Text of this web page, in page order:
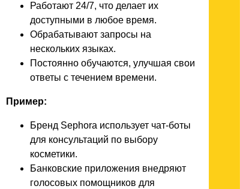
Работают 24/7, что делает их
доступными в любое время.
Обрабатывают запросы на
нескольких языках.
Постоянно обучаются, улучшая свои
ответы с течением времени.
Пример:
Бренд Sephora использует чат-боты
для консультаций по выбору
косметики.
Банковские приложения внедряют
голосовых помощников для